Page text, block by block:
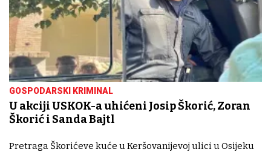
GOSPODARSKI KRIMINAL
U akciji USKOK-a uhićeni Josip Škorić, Zoran
Škorić i Sanda Bajtl
Pretraga Škorićeve kuće u Keršovanijevoj ulici u​ Osijeku